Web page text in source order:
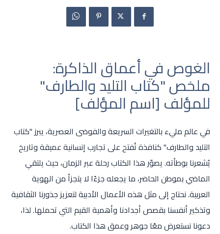
الغوص في أعماق الذاكرة:
ملخص "كتاب التليد والطارف"
للمؤلف [اسم المؤلف]
في عالم مليء بالتغيرات السريعة والفوضى العصرية، يبرز "كتاب
التليد والطارف" كنافذة تُفتح على تجارب إنسانية عميقة وتاريخ
يُشعرنا بوطأته. يصوّر هذا الكتاب رحلة عبر الزمان، حيث يلتقي
الماضي بموطن الحاضر، ما يجعله جزءًا لا يتجزأ من الهوية
العربية. نحتاج إلى مثل هذه الأعمال الأدبية لتعزيز جذورنا الثقافية
وتذكير أنفسنا بقصص أجدادنا وأهمية القيم التي تحملها. لذا،
دعونا نستعرض معًا جوهر وعمق هذا الكتاب.